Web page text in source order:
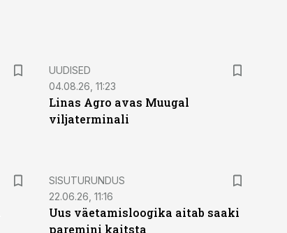
UUDISED
04.08.26, 11:23
Linas Agro avas Muugal
viljaterminali
ST
SISUTURUNDUS
22.06.26, 11:16
Uus väetamisloogika aitab saaki
paremini kaitsta